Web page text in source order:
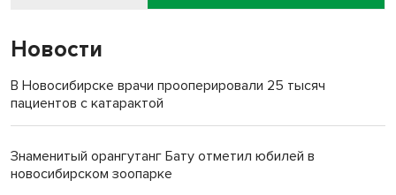
Новости
В Новосибирске врачи прооперировали 25 тысяч
пациентов с катарактой
Знаменитый орангутанг Бату отметил юбилей в
новосибирском зоопарке